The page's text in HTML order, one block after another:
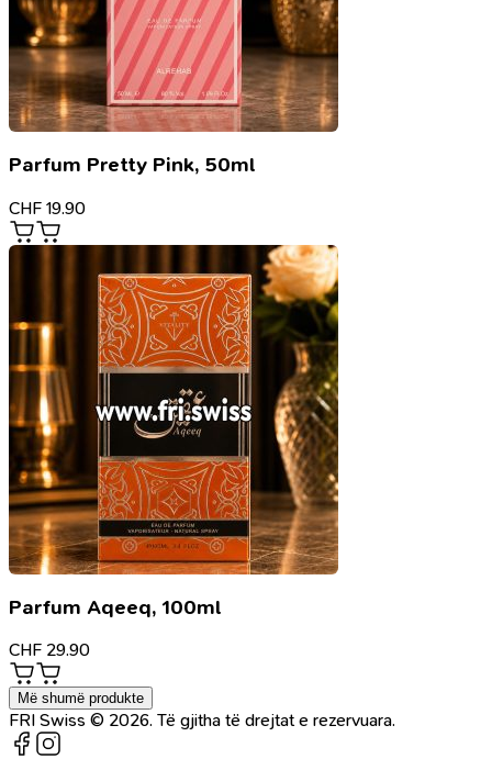
Parfum Pretty Pink, 50ml
CHF 19.90
Parfum Aqeeq, 100ml
CHF 29.90
Më shumë produkte
FRI Swiss © 2026. Të gjitha të drejtat e rezervuara.